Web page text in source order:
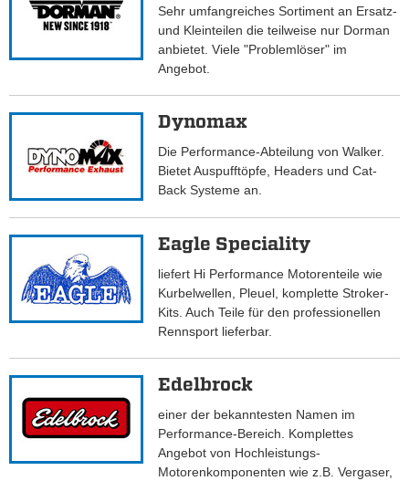
Sehr umfangreiches Sortiment an Ersatz-
und Kleinteilen die teilweise nur Dorman
anbietet. Viele "Problemlöser" im
Angebot.
Dynomax
Die Performance-Abteilung von Walker.
Bietet Auspufftöpfe, Headers und Cat-
Back Systeme an.
Eagle Speciality
liefert Hi Performance Motorenteile wie
Kurbelwellen, Pleuel, komplette Stroker-
Kits. Auch Teile für den professionellen
Rennsport lieferbar.
Edelbrock
einer der bekanntesten Namen im
Performance-Bereich. Komplettes
Angebot von Hochleistungs-
Motorenkomponenten wie z.B. Vergaser,